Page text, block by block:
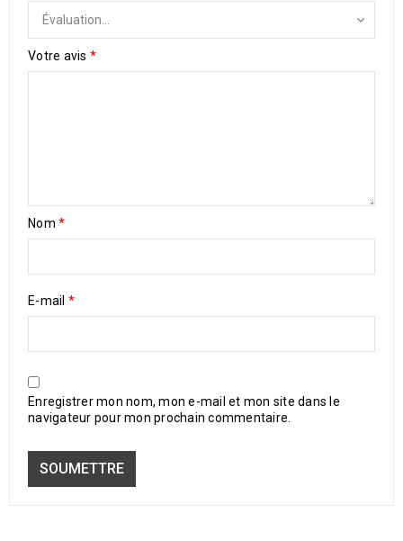
Votre avis *
Nom *
E-mail *
Enregistrer mon nom, mon e-mail et mon site dans le
navigateur pour mon prochain commentaire.